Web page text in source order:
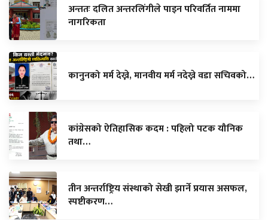
अन्ततः दलित अन्तरलिंगीले पाइन परिवर्तित नाममा
नागरिकता
कानुनको मर्म देख्ने, मानवीय मर्म नदेख्ने वडा सचिवको…
कांग्रेसको ऐतिहासिक कदम : पहिलो पटक यौनिक
तथा…
तीन अन्तर्राष्ट्रिय संस्थाको सेखी झार्ने प्रयास असफल,
स्पष्टीकरण…